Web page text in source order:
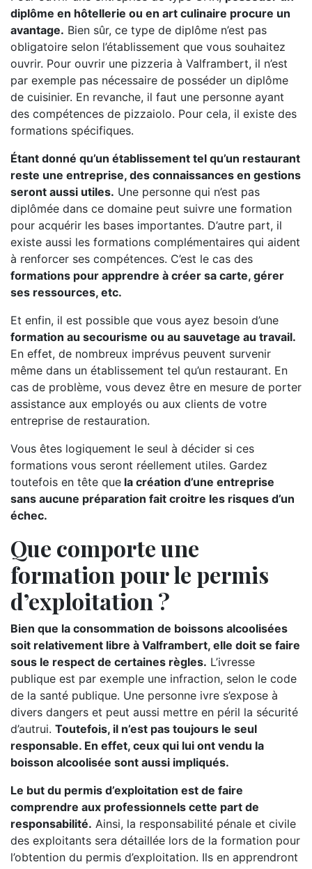
diplôme en hôtellerie ou en art culinaire procure un
avantage. Bien sûr, ce type de diplôme n’est pas
obligatoire selon l’établissement que vous souhaitez
ouvrir. Pour ouvrir une pizzeria à Valframbert, il n’est
par exemple pas nécessaire de posséder un diplôme
de cuisinier. En revanche, il faut une personne ayant
des compétences de pizzaiolo. Pour cela, il existe des
formations spécifiques.
Étant donné qu’un établissement tel qu’un restaurant
reste une entreprise, des connaissances en gestions
seront aussi utiles. Une personne qui n’est pas
diplômée dans ce domaine peut suivre une formation
pour acquérir les bases importantes. D’autre part, il
existe aussi les formations complémentaires qui aident
à renforcer ses compétences. C’est le cas des
formations pour apprendre à créer sa carte, gérer
ses ressources, etc.
Et enfin, il est possible que vous ayez besoin d’une
formation au secourisme ou au sauvetage au travail.
En effet, de nombreux imprévus peuvent survenir
même dans un établissement tel qu’un restaurant. En
cas de problème, vous devez être en mesure de porter
assistance aux employés ou aux clients de votre
entreprise de restauration.
Vous êtes logiquement le seul à décider si ces
formations vous seront réellement utiles. Gardez
toutefois en tête que la création d’une entreprise
sans aucune préparation fait croitre les risques d’un
échec.
Que comporte une
formation pour le permis
d’exploitation ?
Bien que la consommation de boissons alcoolisées
soit relativement libre à Valframbert, elle doit se faire
sous le respect de certaines règles. L’ivresse
publique est par exemple une infraction, selon le code
de la santé publique. Une personne ivre s’expose à
divers dangers et peut aussi mettre en péril la sécurité
d’autrui. Toutefois, il n’est pas toujours le seul
responsable. En effet, ceux qui lui ont vendu la
boisson alcoolisée sont aussi impliqués.
Le but du permis d’exploitation est de faire
comprendre aux professionnels cette part de
responsabilité. Ainsi, la responsabilité pénale et civile
des exploitants sera détaillée lors de la formation pour
l’obtention du permis d’exploitation. Ils en apprendront